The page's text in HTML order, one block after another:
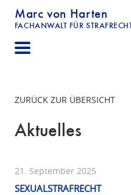
Marc von Harten
FACHANWALT FÜR
STRAFRECHT |
ZURÜCK ZUR ÜBERSICHT
Aktuelles
21. September 2025
SEXUALSTRAFRECHT